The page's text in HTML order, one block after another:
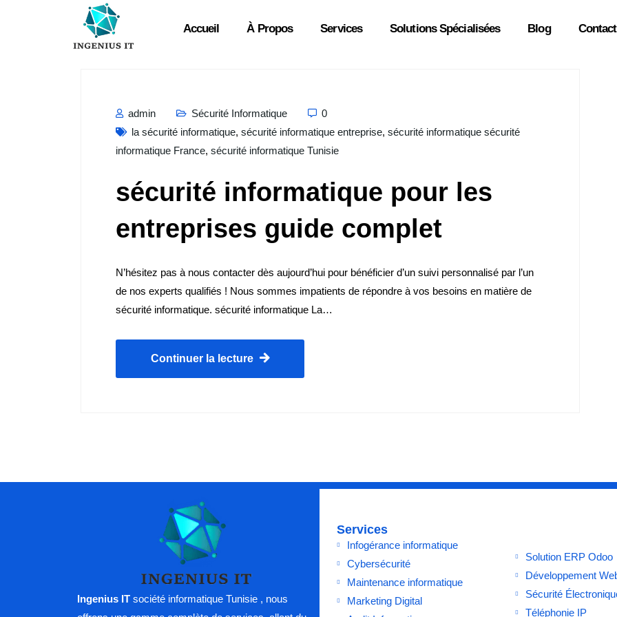
Accueil À Propos Services Solutions Spécialisées Blog Contact
admin Sécurité Informatique
0
la sécurité informatique, sécurité informatique entreprise, sécurité informatique sécurité
informatique France, sécurité informatique Tunisie
sécurité informatique pour les
entreprises guide complet
N’hésitez pas à nous contacter dès aujourd’hui pour bénéficier d’un suivi personnalisé par l’un
de nos experts qualifiés ! Nous sommes impatients de répondre à vos besoins en matière de
sécurité informatique. sécurité informatique La…
Continuer la lecture
Ingenius IT société informatique Tunisie , nous
Services
Infogérance informatique
Cybersécurité
Maintenance informatique
Marketing Digital
Solution ERP Odoo
Développement
Sécurité
Téléphonie IP